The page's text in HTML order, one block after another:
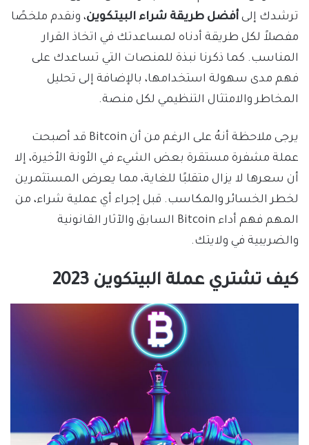
ترشدك إلى أفضل طريقة شراء البيتكوين، ونقدم ملخصًا
مفصلاً لكل طريقة أدناه لمساعدتك في اتخاذ القرار
المناسب. كما ذكرنا نبذة للمنصات التي تساعدك على
فهم مدى سهولة استخدامها، بالإضافة إلى تحليل
المخاطر والامتثال التنظيمي لكل منصة.
يرجى ملاحظة أنهُ على الرغم من أن Bitcoin قد أصبحت
عملة مشفرة مستقرة بعض الشيء في الأونة الأخيرة، إلا
أن سعرها لا يزال متقلبًا للغاية، مما يعرض المستثمرين
لخطر الخسائر والمكاسب. قبل إجراء أي عملية شراء، من
المهم فهم أداء Bitcoin السابق والآثار القانونية
والضريبية في ولايتك.
كيف تشتري عملة البيتكوين 2023